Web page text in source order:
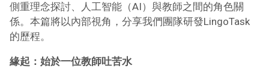
側重理念探討、人工智能（AI）與教師之間的角色關
係。本篇將以內部視角，分享我們團隊研發LingoTask
的歷程。
緣起：始於一位教師吐苦水